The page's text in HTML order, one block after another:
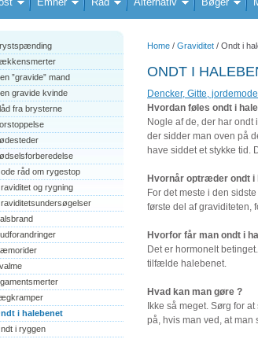
”gravide” mand
gravide kvinde
fra brysterne
råd om rygestop
og rygning
i halebenet
i ryggen
Home / Graviditet / Ondt i
ONDT I
Dencker, Gitte,
Hvordan føles ondt i
Nogle af de, der har
der sidder man oven på
have siddet et stykke tid.
Hvornår optræder ondt i
For det meste i den
første del af graviditeten,
Hvorfor får man ondt i
Det er hormonelt
tilfælde halebenet.
Hvad kan man gøre ?
Ikke så meget. Sørg for
på, hvis man ved, at